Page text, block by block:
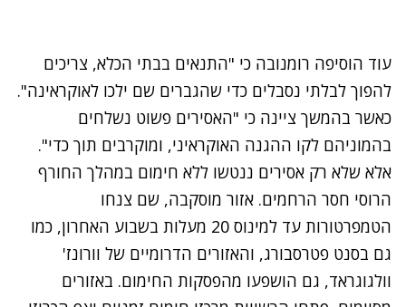
עוד הוסיפה רומנובה כי "התנאים בבתי הכלא, צריכים
להפוך לבלתי נסבלים כדי שהגברים שם ילכו לאוקראינה".
כאשר בהמשך ציינה כי "האסירים פשוט נשלחים
בהמוניהם לקו ההגנה האוקראיני, ומוקרבים תוך כדי".
אלא שלא רק אסירים ננטשו ללא חימום במהלך החורף
הרוסי חסר הרחמים. אזור מוסקבה, שם צנחו
הטמפרטורות עד למינוס 20 מעלות בשבוע האחרון, כמו
גם בסנט פטרסבורג, והאזורים הדרומיים של וורונז'
וולגוגראד, גם הושפעו מהפסקות החימום. באזורים